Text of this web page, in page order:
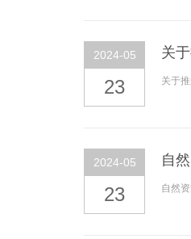
2024-05
23
关
关于
2024-05
23
自
自然